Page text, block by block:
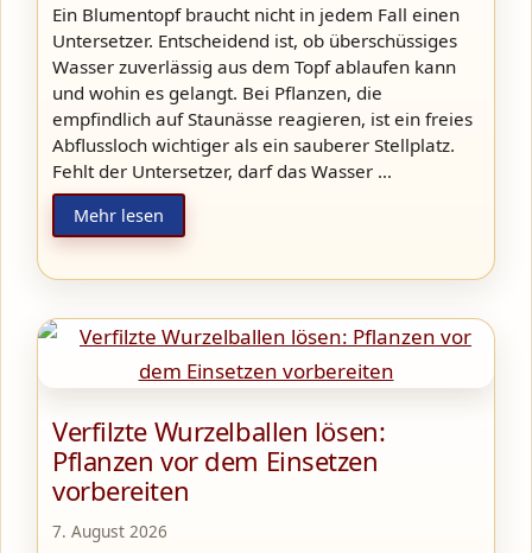
Ein Blumentopf braucht nicht in jedem Fall einen
Untersetzer. Entscheidend ist, ob überschüssiges
Wasser zuverlässig aus dem Topf ablaufen kann
und wohin es gelangt. Bei Pflanzen, die
empfindlich auf Staunässe reagieren, ist ein freies
Abflussloch wichtiger als ein sauberer Stellplatz.
Fehlt der Untersetzer, darf das Wasser …
Mehr lesen
Verfilzte Wurzelballen lösen:
Pflanzen vor dem Einsetzen
vorbereiten
7. August 2026